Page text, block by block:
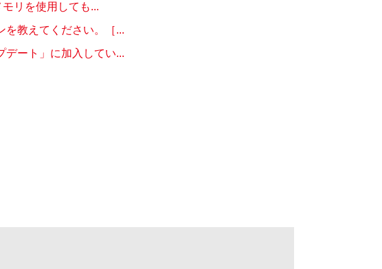
リを使用しても...
を教えてください。［...
デート」に加入してい...